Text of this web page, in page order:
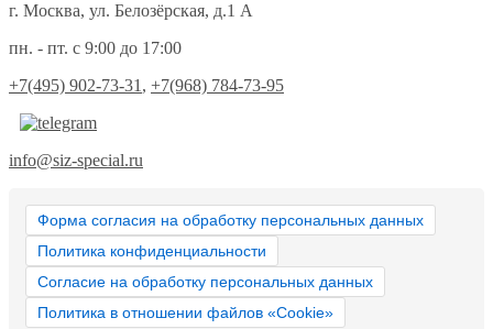
г. Москва, ул. Белозёрская, д.1 А
пн. - пт. с 9:00 до 17:00
+7(495) 902-73-31 , +7(968) 784-73-95
info@siz-special.ru
Форма согласия на обработку персональных данных
Политика конфиденциальности
Согласие на обработку персональных данных
Политика в отношении файлов «Cookie»